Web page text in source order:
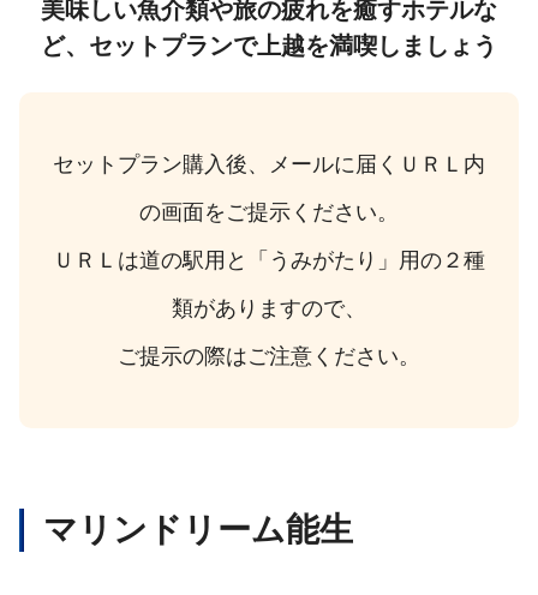
美味しい魚介類や旅の疲れを癒すホテルな
ど、セットプランで上越を満喫しましょう
セットプラン購入後、メールに届くＵＲＬ内
の画面をご提示ください。
ＵＲＬは道の駅用と「うみがたり」用の２種
類がありますので、
ご提示の際はご注意ください。
マリンドリーム能生